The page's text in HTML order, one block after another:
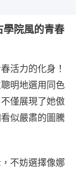
院風的青春
活力的化身！
明地選用同色
僅展現了她傲
似嚴肅的圖騰
不妨選擇像娜